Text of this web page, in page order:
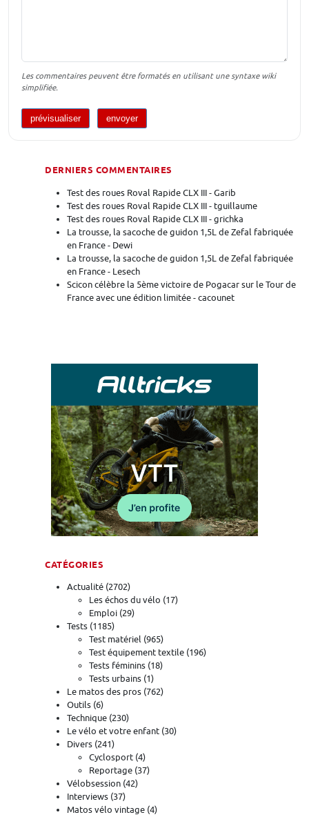
Les commentaires peuvent être formatés en utilisant une syntaxe wiki
simplifiée.
DERNIERS COMMENTAIRES
Test des roues Roval Rapide CLX III - Garib
Test des roues Roval Rapide CLX III - tguillaume
Test des roues Roval Rapide CLX III - grichka
La trousse, la sacoche de guidon 1,5L de Zefal fabriquée
en France - Dewi
La trousse, la sacoche de guidon 1,5L de Zefal fabriquée
en France - Lesech
Scicon célèbre la 5ème victoire de Pogacar sur le Tour de
France avec une édition limitée - cacounet
CATÉGORIES
Actualité (2702)
Les échos du vélo (17)
Emploi (29)
Tests (1185)
Test matériel (965)
Test équipement textile (196)
Tests féminins (18)
Tests urbains (1)
Le matos des pros (762)
Outils (6)
Technique (230)
Le vélo et votre enfant (30)
Divers (241)
Cyclosport (4)
Reportage (37)
Vélobsession (42)
Interviews (37)
Matos vélo vintage (4)